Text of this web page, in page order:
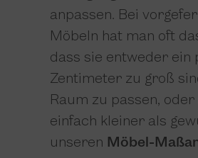
anpassen. Bei
Möbeln hat man oft
dass sie entweder ein
Zentimeter zu groß
Raum zu passen,
einfach kleiner als
unseren Möbel-